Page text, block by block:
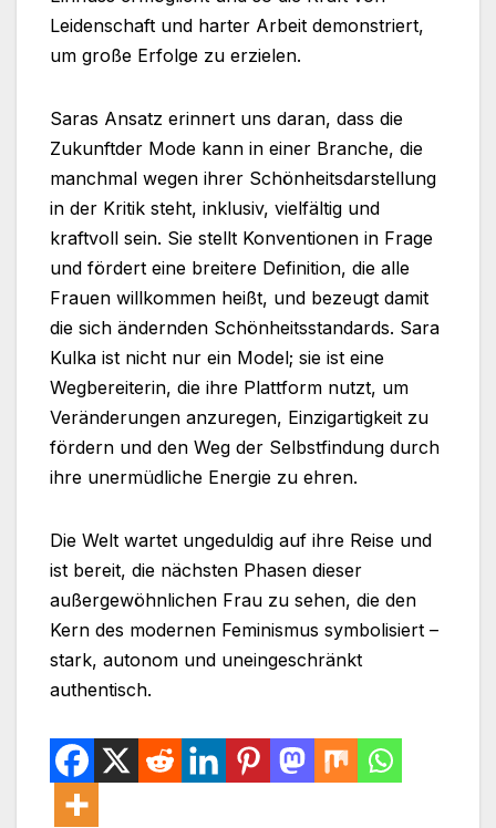
Leidenschaft und harter Arbeit demonstriert,
um große Erfolge zu erzielen.
Saras Ansatz erinnert uns daran, dass die
Zukunftder Mode kann in einer Branche, die
manchmal wegen ihrer Schönheitsdarstellung
in der Kritik steht, inklusiv, vielfältig und
kraftvoll sein. Sie stellt Konventionen in Frage
und fördert eine breitere Definition, die alle
Frauen willkommen heißt, und bezeugt damit
die sich ändernden Schönheitsstandards. Sara
Kulka ist nicht nur ein Model; sie ist eine
Wegbereiterin, die ihre Plattform nutzt, um
Veränderungen anzuregen, Einzigartigkeit zu
fördern und den Weg der Selbstfindung durch
ihre unermüdliche Energie zu ehren.
Die Welt wartet ungeduldig auf ihre Reise und
ist bereit, die nächsten Phasen dieser
außergewöhnlichen Frau zu sehen, die den
Kern des modernen Feminismus symbolisiert –
stark, autonom und uneingeschränkt
authentisch.